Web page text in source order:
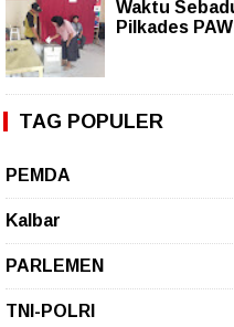
Waktu
Pilkades
TAG POPULER
PEMDA
Kalbar
PARLEMEN
TNI-POLRI